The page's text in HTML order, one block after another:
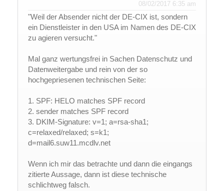
08/02/2017 6:35 am
"Weil der Absender nicht der DE-CIX ist, sondern
ein Dienstleister in den USA im Namen des DE-CIX
zu agieren versucht."
Mal ganz wertungsfrei in Sachen Datenschutz und
Datenweitergabe und rein von der so
hochgepriesenen technischen Seite:
1. SPF: HELO matches SPF record
2. sender matches SPF record
3. DKIM-Signature: v=1; a=rsa-sha1;
c=relaxed/relaxed; s=k1;
d=mail6.suw11.mcdlv.net
Wenn ich mir das betrachte und dann die eingangs
zitierte Aussage, dann ist diese technische
schlichtweg falsch.